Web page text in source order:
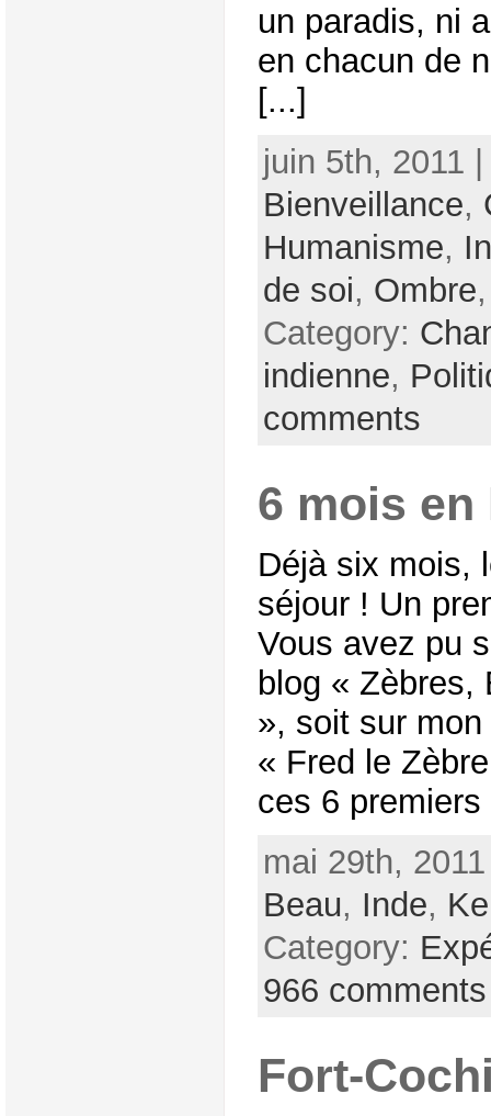
un paradis, ni
en chacun de
[...]
juin 5th, 2011
Bienveillance,
Humanisme,
de soi, Ombre
Category:
indienne,
comments
6 mois en
Déjà six mois,
séjour ! Un
Vous avez pu
blog « Zèbres,
», soit sur
« Fred le
ces 6
mai 29th,
Beau, Inde,
Category:
966 comments
Fort-